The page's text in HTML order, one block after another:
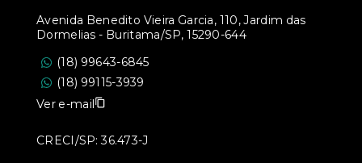
Avenida Benedito Vieira Garcia, 110, Jardim das
Dormelias - Buritama/SP, 15290-644
(18) 99643-6845
(18) 99115-3939
Ver e-mail
CRECI/SP: 36.473-J